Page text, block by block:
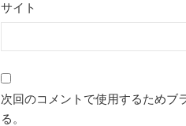
サイト
次回のコメントで使用するためブ
る。